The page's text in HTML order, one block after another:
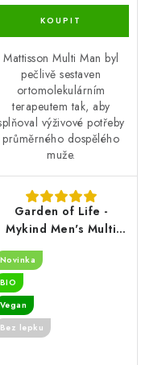
Mattisson Multi Man byl
pečlivě sestaven
ortomolekulárním
terapeutem tak, aby
výživové potřeby
průměrného dospělého
muže.
Garden of Life -
Mykind Men's Multi
tablets
Novinka
BIO
Vegan
Bez lepku